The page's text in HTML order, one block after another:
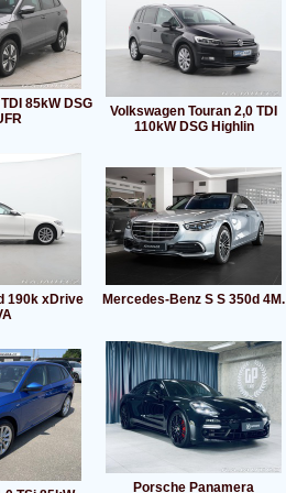
85kW DSG
Volkswagen Touran 2,0 TDI
110kW DSG Highlin
190k xDrive
Mercedes-Benz S S 350d 4M.
Porsche Panamera